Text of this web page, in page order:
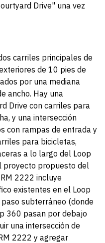
Drive" una vez
carriles principales de
de 10 pies de
por una mediana
ancho. Hay una
Drive con carriles para
y una intersección
con rampas de entrada y
para bicicletas,
a lo largo del Loop
proyecto propuesto del
2222 incluye
existentes en el Loop
subterráneo (donde
360 pasan por debajo
una intersección de
2222 y agregar